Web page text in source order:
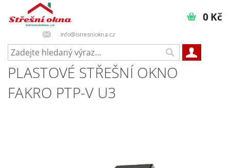
info@istresniokna.cz
0 Kč
PLASTOVÉ STŘEŠNÍ OKNO
FAKRO PTP-V U3